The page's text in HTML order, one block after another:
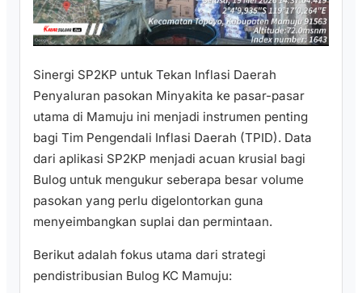
​Sinergi SP2KP untuk Tekan Inflasi Daerah
​Penyaluran pasokan Minyakita ke pasar-pasar
utama di Mamuju ini menjadi instrumen penting
bagi Tim Pengendali Inflasi Daerah (TPID). Data
dari aplikasi SP2KP menjadi acuan krusial bagi
Bulog untuk mengukur seberapa besar volume
pasokan yang perlu digelontorkan guna
menyeimbangkan suplai dan permintaan.
​Berikut adalah fokus utama dari strategi
pendistribusian Bulog KC Mamuju: